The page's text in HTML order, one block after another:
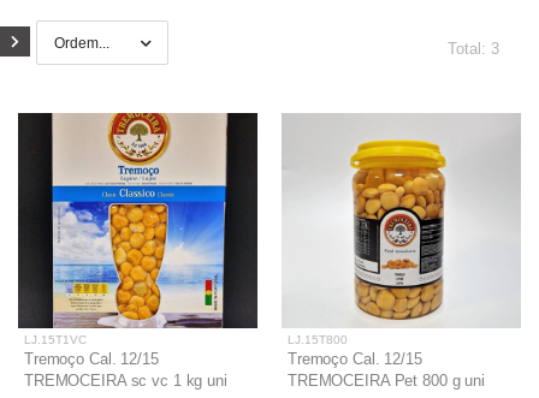
Total: 3
LJ.15T1VC
Tremoço Cal. 12/15
TREMOCEIRA sc vc 1 kg uni
LJ.15T800
Tremoço Cal. 12/15
TREMOCEIRA Pet 800 g uni